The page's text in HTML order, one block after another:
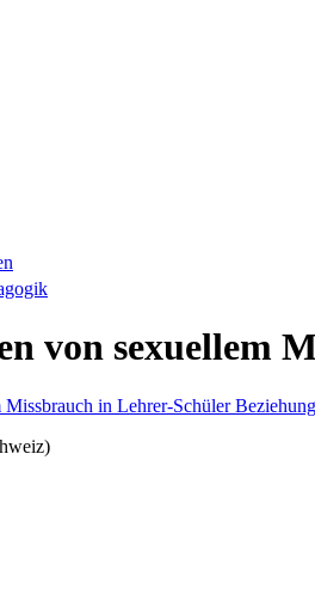
von sexuellem